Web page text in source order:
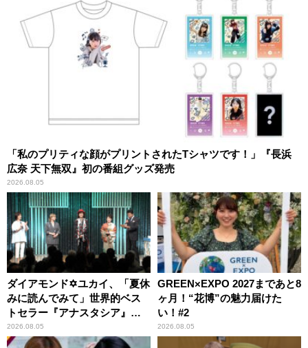
「私のプリティな顔がプリントされたTシャツです！」『長浜
広奈 天下無双』初の番組グッズ発売
2026.08.05
ダイアモンド✡ユカイ、「夏休
みに読んでみて」世界的ベス
トセラー『アナスタシア』を
紹介
2026.08.05
GREEN×EXPO 2027まであと8
ヶ月！“花博”の魅力届けた
い！#2
2026.08.05